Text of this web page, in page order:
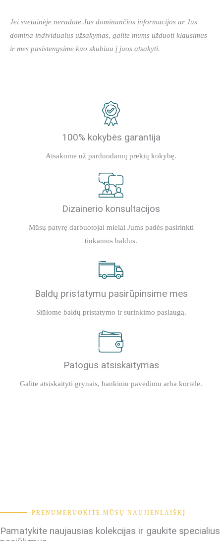
Jei svetainėje neradote Jus dominančios informacijos ar Jus
domina individualus užsakymas, galite mums užduoti klausimus
ir mes pasistengsime kuo skubiau į juos atsakyti.
100% kokybės garantija
Atsakome už parduodamų prekių kokybę.
Dizainerio konsultacijos
Mūsų patyrę darbuotojai mielai Jums padės pasirinkti
tinkamus baldus.
Baldų pristatymu pasirūpinsime mes
Siūlome baldų pristatymo ir surinkimo paslaugą.
Patogus atsiskaitymas
Galite atsiskaityti grynais, bankiniu pavedimu arba kortele.
PRENUMERUOKITE MŪSŲ NAUJIENLAIŠKĮ
Pamatykite naujausias kolekcijas ir gaukite specialius